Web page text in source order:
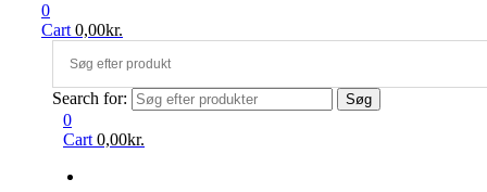
0
Cart 0,00kr.
Search for: Søg
0
Cart 0,00kr.